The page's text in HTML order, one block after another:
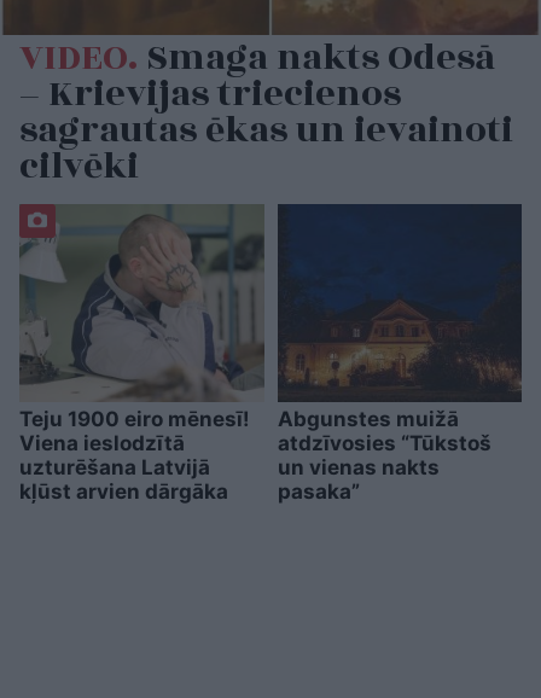
VIDEO. Smaga nakts Odesā
– Krievijas triecienos
sagrautas ēkas un ievainoti
cilvēki
Teju 1900 eiro mēnesī!
Viena ieslodzītā
uzturēšana Latvijā
kļūst arvien dārgāka
Abgunstes muižā
atdzīvosies “Tūkstoš
un vienas nakts
pasaka”